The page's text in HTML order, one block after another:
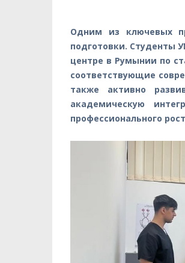
Одним из ключевых
подготовки. Студенты
центре в Румынии по
соответствующие
также активно
академическую
профессионального